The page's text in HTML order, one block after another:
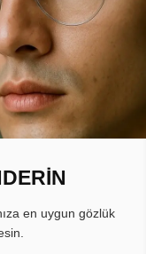
en uygun gözlük